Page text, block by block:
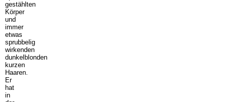
gestählten
Körper
und
immer
etwas
sprubbelig
wirkenden
dunkelblonden
kurzen
Haaren.
Er
hat
in